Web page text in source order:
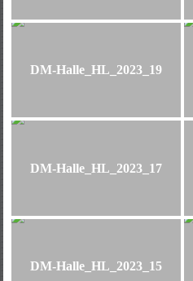
DM-Halle_HL_2023_19
DM-Halle_HL_2023_17
DM-Halle_HL_2023_15